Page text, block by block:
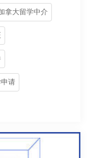
拿大留学中介
请